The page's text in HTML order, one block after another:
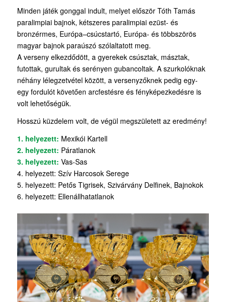
Minden játék gonggal indult, melyet először Tóth Tamás
paralimpiai bajnok, kétszeres paralimpiai ezüst- és
bronzérmes, Európa–csúcstartó, Európa- és többszörös
magyar bajnok paraúszó szólaltatott meg.
A verseny elkezdődött, a gyerekek csúsztak, másztak,
futottak, gurultak és serényen gubancoltak. A szurkolóknak
néhány lélegzetvétel között, a versenyzőknek pedig egy-
egy fordulót követően arcfestésre és fényképezkedésre is
volt lehetőségük.
Hosszú küzdelem volt, de végül megszületett az eredmény!
1. helyezett: Mexikói Kartell
2. helyezett: Páratlanok
3. helyezett: Vas-Sas
4. helyezett: Szív Harcosok Serege
5. helyezett: Petős Tigrisek, Szivárvány Delfinek, Bajnokok
6. helyezett: Ellenállhatatlanok